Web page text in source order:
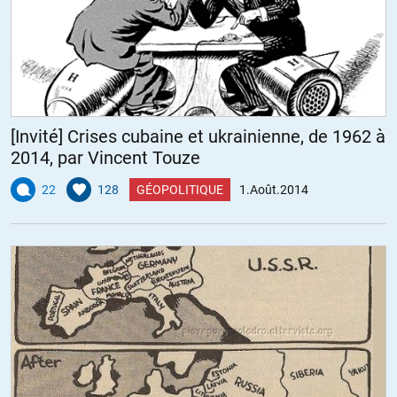
Une des suggestion serait une nouvelle ruée vers l’or de la
classe moyenne qui déboucherait sur une pénurie mettant à
mal la confiance dans toutes les autres devises…papier! Oui,
parce dans le fond, tout est une histoire de confiance.
A+
scarabeo
+1 !
Je suis bien d’accord que le temps de l’action est venu. près de
3000 adhérents ici sont, pour le moins suffisamment curieux et
intelligents pour comprendre que si on ne se prend pas en main,
on risque de rester les piètres spectateurs de la fin d’un monde.
Beaucoup se demandent que faire. Cela me semble sur le fond
bien simple et sur la forme particulièrement complexe.
Sur le fond, la première des choses est de se réunir. Se réunir
[Invité] Crises cubaine et ukrainienne, de 1962 à
2014, par Vincent Touze
22 128 GÉOPOLITIQUE 1.Août.2014